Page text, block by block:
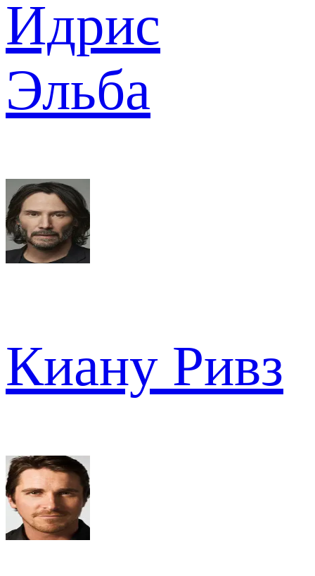
Идрис
Эльба
Киану Ривз